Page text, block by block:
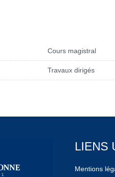
Cours magistral
Travaux dirigés
LIENS
Mentions